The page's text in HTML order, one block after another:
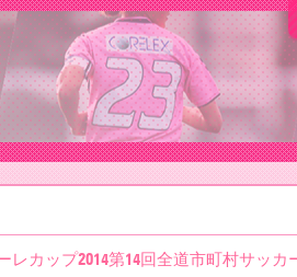
カップ2014第14回全道市町村サッカ